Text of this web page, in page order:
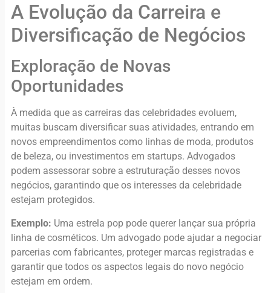
A Evolução da Carreira e
Diversificação de Negócios
Exploração de Novas
Oportunidades
À medida que as carreiras das celebridades evoluem,
muitas buscam diversificar suas atividades, entrando em
novos empreendimentos como linhas de moda, produtos
de beleza, ou investimentos em startups. Advogados
podem assessorar sobre a estruturação desses novos
negócios, garantindo que os interesses da celebridade
estejam protegidos.
Exemplo: Uma estrela pop pode querer lançar sua própria
linha de cosméticos. Um advogado pode ajudar a negociar
parcerias com fabricantes, proteger marcas registradas e
garantir que todos os aspectos legais do novo negócio
estejam em ordem.